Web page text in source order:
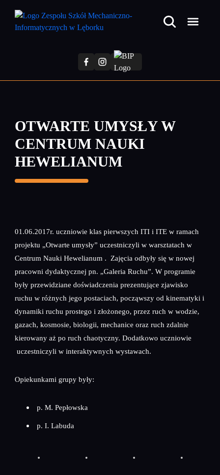
treści
OTWARTE UMYSŁY W
CENTRUM NAUKI
HEWELIANUM
01.06.2017r. uczniowie klas pierwszych ITI i ITE w ramach
projektu „Otwarte umysły” uczestniczyli w warsztatach w
Centrum Nauki Hewelianum . Zajęcia odbyły się w nowej
pracowni dydaktycznej pn. „Galeria Ruchu”. W programie
były przewidziane doświadczenia prezentujące zjawisko
ruchu w różnych jego postaciach, począwszy od kinematyki i
dynamiki ruchu prostego i złożonego, przez ruch w wodzie,
gazach, kosmosie, biologii, mechanice oraz ruch zdalnie
kierowany aż po ruch chaotyczny. Dodatkowo uczniowie
uczestniczyli w interaktywnych wystawach.
Opiekunkami grupy były:
p. M. Pepłowska
p. I. Labuda